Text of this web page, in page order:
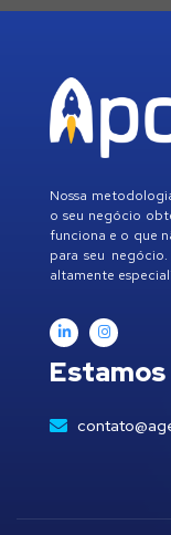
Nossa
o seu negócio
funciona e o que
para seu
altamente